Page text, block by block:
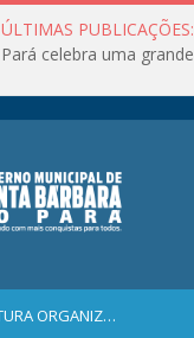
ÚLTIMAS PUBLICAÇÕES:
ESTRUTURA ORGANIZACIONAL